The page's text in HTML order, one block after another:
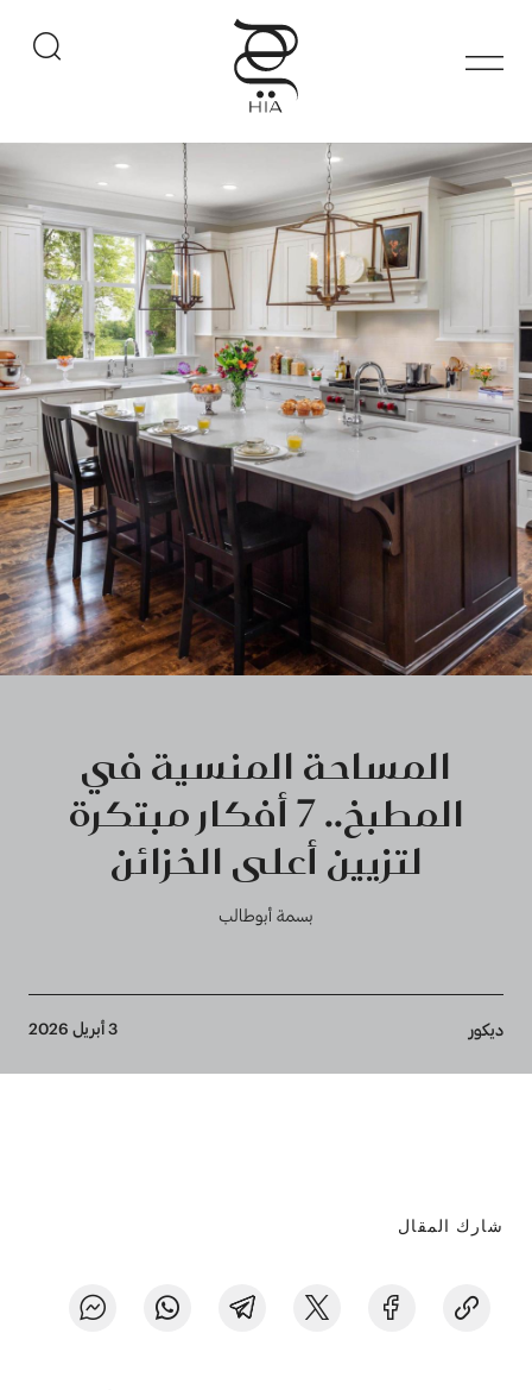
المساحة المنسية في
المطبخ.. 7 أفكار مبتكرة
لتزيين أعلى الخزائن
بسمة أبوطالب
Breadcrumb
ديكور 3 أبريل 2026
شارك المقال